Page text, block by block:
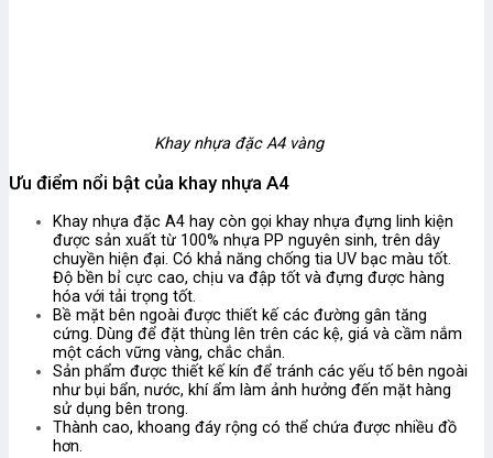
Khay nhựa đặc A4 vàng
Ưu điểm nổi bật của khay nhựa A4
Khay nhựa đặc A4 hay còn gọi khay nhựa đựng linh kiện
được sản xuất từ 100% nhựa PP nguyên sinh, trên dây
chuyền hiện đại. Có khả năng chống tia UV bạc màu tốt.
Độ bền bỉ cực cao, chịu va đập tốt và đựng được hàng
hóa với tải trọng tốt.
Bề mặt bên ngoài được thiết kế các đường gân tăng
cứng. Dùng để đặt thùng lên trên các kệ, giá và cầm nắm
một cách vững vàng, chắc chắn.
Sản phẩm được thiết kế kín để tránh các yếu tố bên ngoài
như bụi bẩn, nước, khí ẩm làm ảnh hưởng đến mặt hàng
sử dụng bên trong.
Thành cao, khoang đáy rộng có thể chứa được nhiều đồ
hơn.